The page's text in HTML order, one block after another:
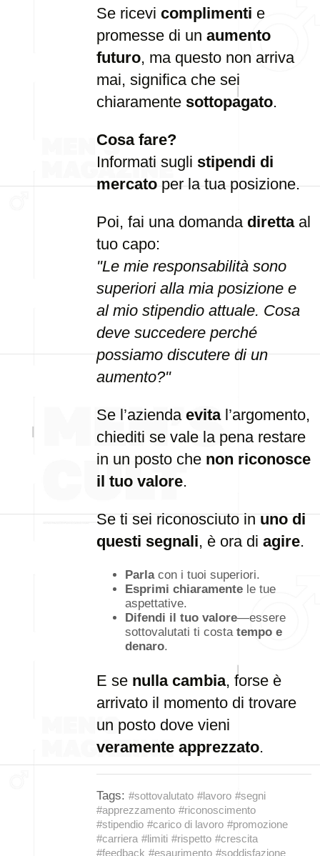
Se ricevi complimenti e
promesse di un aumento
futuro, ma questo non arriva
mai, significa che sei
chiaramente sottopagato.
Cosa fare?
Informati sugli stipendi di
mercatoper la tua posizione.
Poi, fai una domanda direttaal
tuo capo:
"Le mie responsabilità sono
superiori alla mia posizione e
al mio stipendio attuale. Cosa
deve succedere perché
possiamo discutere di un
aumento?"
Se l’azienda evital’argomento,
chiediti se vale la pena restare
in un posto che non riconosce
il tuo valore.
Se ti sei riconosciuto inuno di
questi segnali, è ora di agire.
Parlacon i tuoi superiori.
Esprimi chiaramente le tue
aspettative.
Difendi il tuo valore—essere
sottovalutati ti costa tempo e
denaro.
E se nulla cambia, forse è
arrivato il momento di trovare
un posto dove vieni
veramente apprezzato.
Tags: #sottovalutato #lavoro #segni
#apprezzamento #riconoscimento
#stipendio #carico di lavoro #promozione
#carriera #limiti #rispetto #crescita
#feedback #esaurimento #soddisfazione